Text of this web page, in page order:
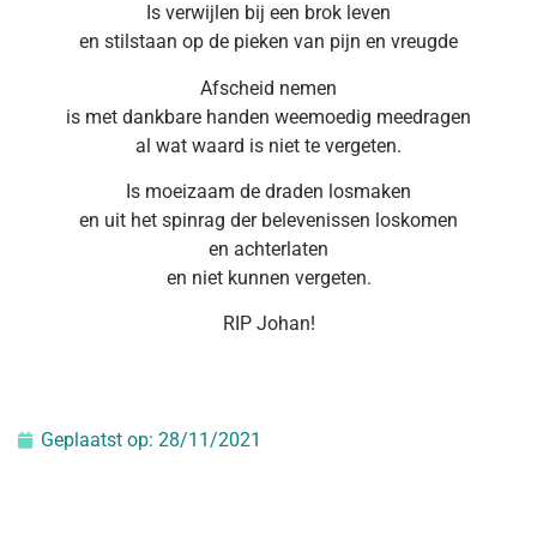
Is verwijlen bij een brok leven
en stilstaan op de pieken van pijn en vreugde
Afscheid nemen
is met dankbare handen weemoedig meedragen
al wat waard is niet te vergeten.
Is moeizaam de draden losmaken
en uit het spinrag der belevenissen loskomen
en achterlaten
en niet kunnen vergeten.
RIP Johan!
Geplaatst op: 28/11/2021